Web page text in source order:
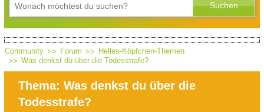
Community Forum
Helles-Köpfchen-Themen
Was denkst du über die Todesstrafe?
Thema: Was denkst du über die
Todesstrafe?